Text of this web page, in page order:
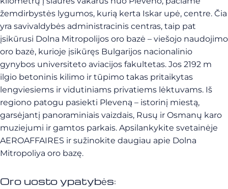
žemdirbystės lygumos, kurią kerta Iskar upė, centre. Čia
yra savivaldybės administracinis centras, taip pat
įsikūrusi Dolna Mitropolijos oro bazė – viešojo naudojimo
oro bazė, kurioje įsikūręs Bulgarijos nacionalinio
gynybos universiteto aviacijos fakultetas. Jos 2192 m
ilgio betoninis kilimo ir tūpimo takas pritaikytas
lengviesiems ir vidutiniams privatiems lėktuvams. Iš
regiono patogu pasiekti Pleveną – istorinį miestą,
garsėjantį panoraminiais vaizdais, Rusų ir Osmanų karo
muziejumi ir gamtos parkais. Apsilankykite svetainėje
AEROAFFAIRES ir sužinokite daugiau apie Dolna
Mitropoliya oro bazę.
Oro uosto ypatybės: